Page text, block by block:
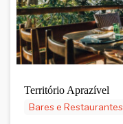
Território Aprazível
Bares e Restaurantes